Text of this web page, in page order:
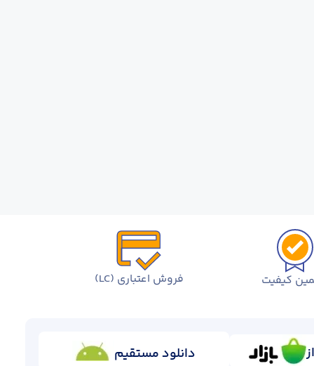
کیفیت فروش اعتباری (LC)
دانلود مستقیم